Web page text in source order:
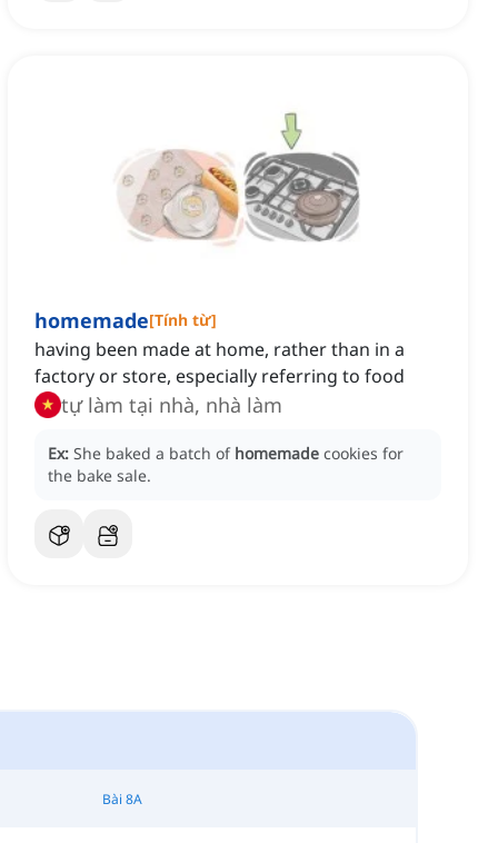
homemade[Tính từ]
having been made at home, rather than in a
factory or store, especially referring to food
tự làm tại nhà, nhà làm
Ex: She baked a batch of homemade cookies for
the bake sale.
Bài 8A